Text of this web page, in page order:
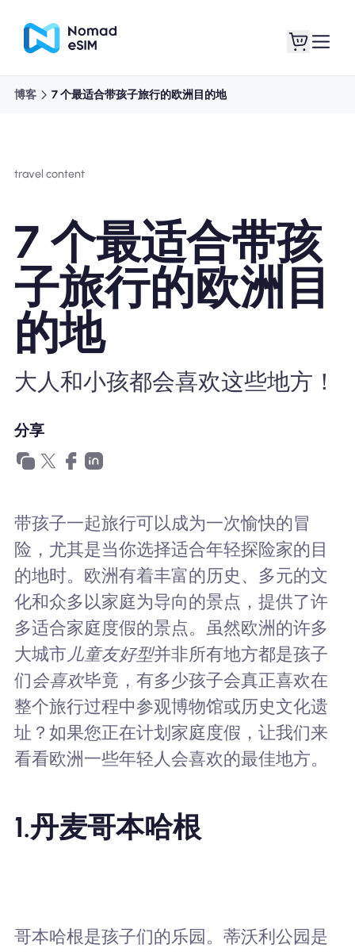
商城
关于 eSIM
为什么选择Nomad eSIM
使用 eSIM
博客 7 个最适合带孩子旅行的欧洲目的地
travel content
7 个最适合带孩
子旅行的欧洲目
的地
大人和小孩都会喜欢这些地方！
分享
带孩子一起旅行可以成为一次愉快的冒
险，尤其是当你选择适合年轻探险家的目
的地时。欧洲有着丰富的历史、多元的文
化和众多以家庭为导向的景点，提供了许
多适合家庭度假的景点。虽然欧洲的许多
大城市 儿童友好型并非所有地方都是孩子
们会喜欢毕竟，有多少孩子会真正喜欢在
整个旅行过程中参观博物馆或历史文化遗
址？如果您正在计划家庭度假，让我们来
看看欧洲一些年轻人会喜欢的最佳地方。
1.丹麦哥本哈根
哥本哈根是孩子们的乐园。蒂沃利公园是